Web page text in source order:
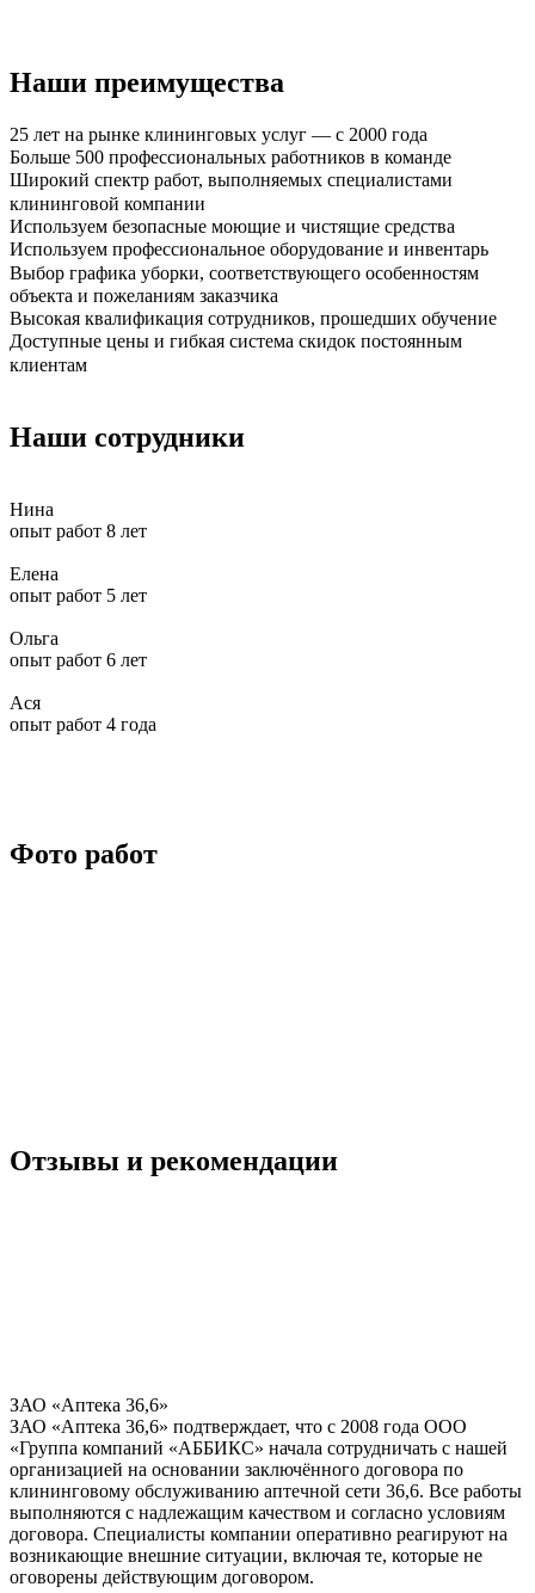
Наши преимущества
25 лет на рынке клининговых услуг — с 2000 года
Больше 500 профессиональных работников в команде
Широкий спектр работ, выполняемых специалистами
клининговой компании
Используем безопасные моющие и чистящие средства
Используем профессиональное оборудование и инвентарь
Выбор графика уборки, соответствующего особенностям
объекта и пожеланиям заказчика
Высокая квалификация сотрудников, прошедших обучение
Доступные цены и гибкая система скидок постоянным
клиентам
Наши сотрудники
Нина
опыт работ 8 лет
Елена
опыт работ 5 лет
Ольга
опыт работ 6 лет
Ася
опыт работ 4 года
Фото работ
Отзывы и рекомендации
ЗАО «Аптека 36,6»
ЗАО «Аптека 36,6» подтверждает, что с 2008 года ООО
«Группа компаний «АББИКС» начала сотрудничать с нашей
организацией на основании заключённого договора по
клининговому обслуживанию аптечной сети 36,6. Все работы
выполняются с надлежащим качеством и согласно условиям
договора. Специалисты компании оперативно реагируют на
возникающие внешние ситуации, включая те, которые не
оговорены действующим договором.